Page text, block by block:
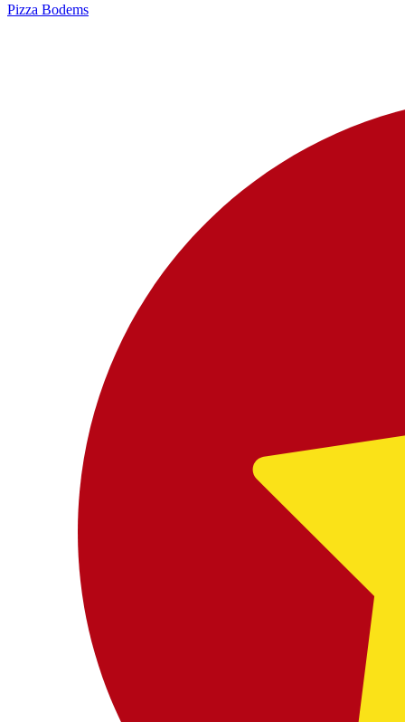
Pizza Bodems